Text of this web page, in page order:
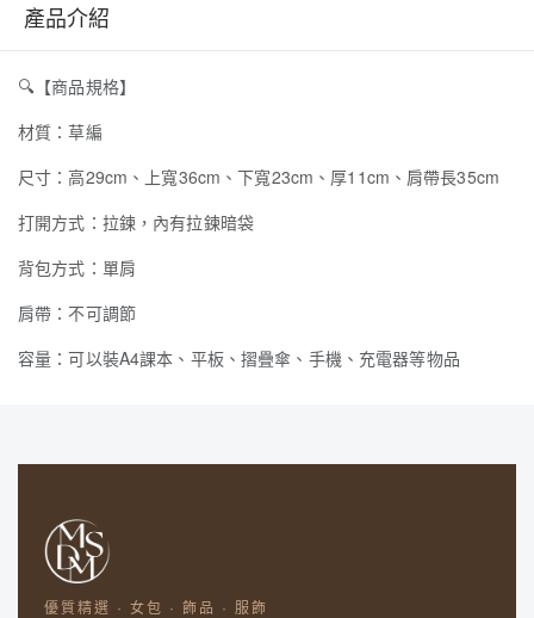
產品介紹
🔍 【商品規格】
材質：草編
尺寸：高29cm、上寬36cm、下寬23cm、厚11cm、肩帶長35cm
打開方式：拉鍊，內有拉鍊暗袋
背包方式：單肩
肩帶：不可調節
容量：可以裝A4課本、平板、摺疊傘、手機、充電器等物品
優質精選 · 女包 · 飾品 · 服飾